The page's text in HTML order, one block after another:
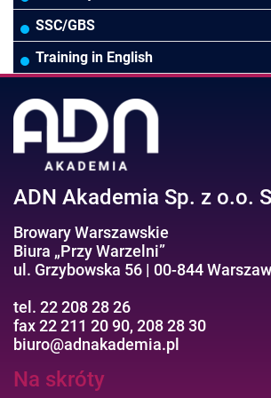
Wodociągi/Kanalizacja
Pozostałe branże
Pozostałe
Prawo pracy
Asystentka/Sekretarka
Efektywność osobista//Wellbeing
MS 365/SharePoint/Bazy danych
MS Project/Word/PowerPoint
SSC/GBS
Training in English
ADN Akademia Sp. z o.o.
Browary Warszawskie
Biura „Przy Warzelni”
ul. Grzybowska 56 | 00-844
tel. 22 208 28 26
fax 22 211 20 90, 208 28 30
biuro@adnakademia.pl
Na skróty